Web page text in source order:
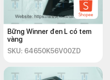
Bững Winner đen L có tem
vàng
SKU: 64650K56V00ZD